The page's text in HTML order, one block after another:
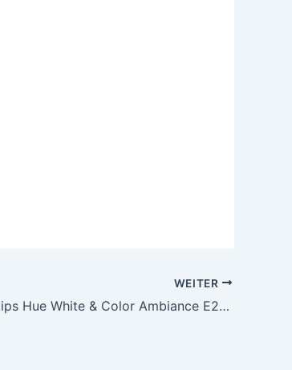
WEITER
Philips Hue White & Color Ambiance E27 LED Lampen (1100lm), TESTSIEGER Stiftung Warentest (01/2024), dimmbare LED Lampen mit 16 Mio. Farben, smarte Lichtsteuerung über Sprache und App, 2er Pack